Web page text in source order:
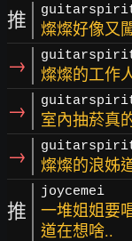
推 燦燦好像又
→ 燦燦的工作
→ 室內抽菸真
→ 燦燦的浪姊
推
joycemei
一堆姐姐要
道在想啥..